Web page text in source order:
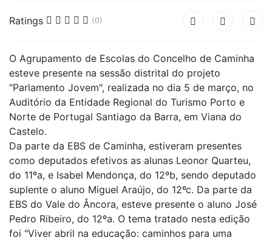
Ratings (0)
O Agrupamento de Escolas do Concelho de Caminha
esteve presente na sessão distrital do projeto
"Parlamento Jovem", realizada no dia 5 de março, no
Auditório da Entidade Regional do Turismo Porto e
Norte de Portugal Santiago da Barra, em Viana do
Castelo.
Da parte da EBS de Caminha, estiveram presentes
como deputados efetivos as alunas Leonor Quarteu,
do 11ºa, e Isabel Mendonça, do 12ºb, sendo deputado
suplente o aluno Miguel Araújo, do 12ºc. Da parte da
EBS do Vale do Âncora, esteve presente o aluno José
Pedro Ribeiro, do 12ºa. O tema tratado nesta edição
foi "Viver abril na educação: caminhos para uma